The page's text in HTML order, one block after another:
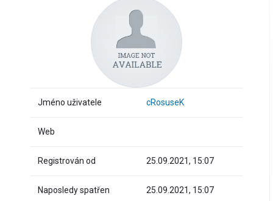
Jméno uživatele cRosuseK
Web
Registrován od 25.09.2021, 15:07
Naposledy spatřen 25.09.2021, 15:07